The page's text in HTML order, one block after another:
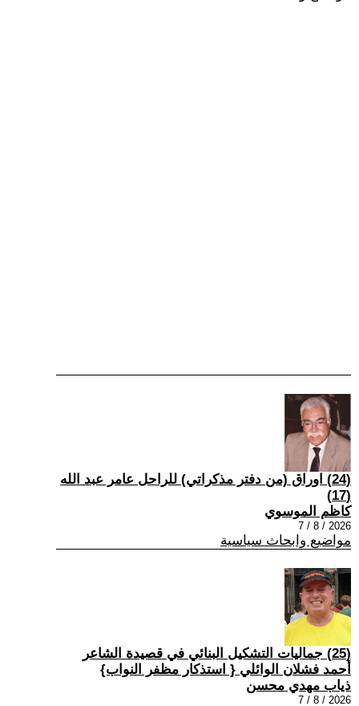
(24) اوراق (من دفتر مذكراتي) للراحل عامر عبد الله
(17)
كاظم الموسوي
2026 / 8 / 7
مواضيع وابحاث سياسية
(25) جماليات التشكيل البنائي في قصيدة الشاعر
أحمد فشلان الوائلي { استذكار مظفر النواب}
ذياب مهدي محسن
2026 / 8 / 7